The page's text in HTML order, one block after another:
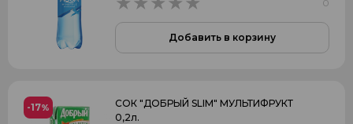
0
Добавить в корзину
-17%
СОК "ДОБРЫЙ SLIM" МУЛЬТИФРУКТ
0,2л.